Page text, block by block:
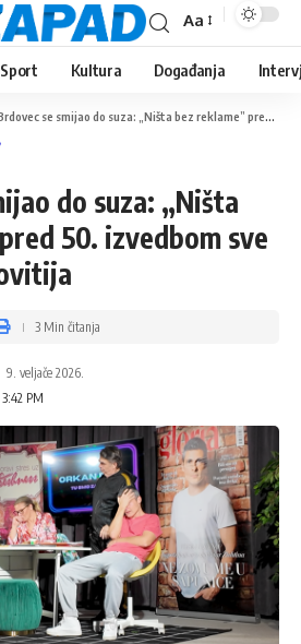
Aa
Sport Kultura Događanja
se smijao do suza: „Ništa bez reklame” pred 50. izvedbom sve snažnija i duhovitija
do suza: „Ništa
50. izvedbom sve
9. veljače 2026.
PM
3 Min čitanja